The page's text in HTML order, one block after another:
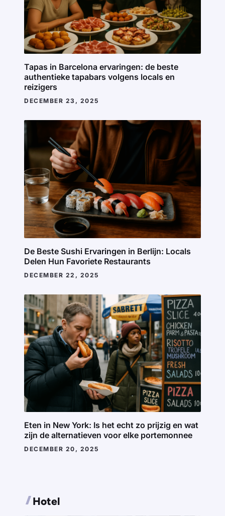
Tapas in Barcelona ervaringen: de beste
authentieke tapabars volgens locals en
reizigers
DECEMBER 23, 2025
De Beste Sushi Ervaringen in Berlijn: Locals
Delen Hun Favoriete Restaurants
DECEMBER 22, 2025
Eten in New York: Is het echt zo prijzig en wat
zijn de alternatieven voor elke portemonnee
DECEMBER 20, 2025
Hotel